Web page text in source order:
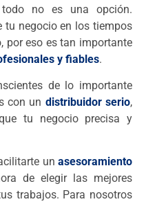
no es una opción.
tu negocio en los tiempos
por eso es tan importante
y fiables.
de lo importante
con un distribuidor serio,
tu negocio precisa y
un asesoramiento
de elegir las mejores
trabajos. Para nosotros